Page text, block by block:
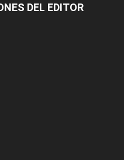
DEL EDITOR